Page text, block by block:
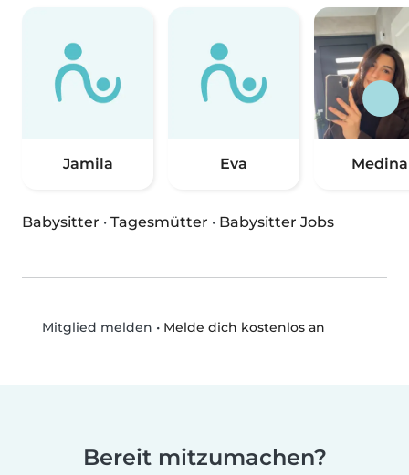
Jamila Eva Medina
Babysitter · Tagesmütter · Babysitter Jobs
Mitglied melden • Melde dich kostenlos an
Bereit mitzumachen?